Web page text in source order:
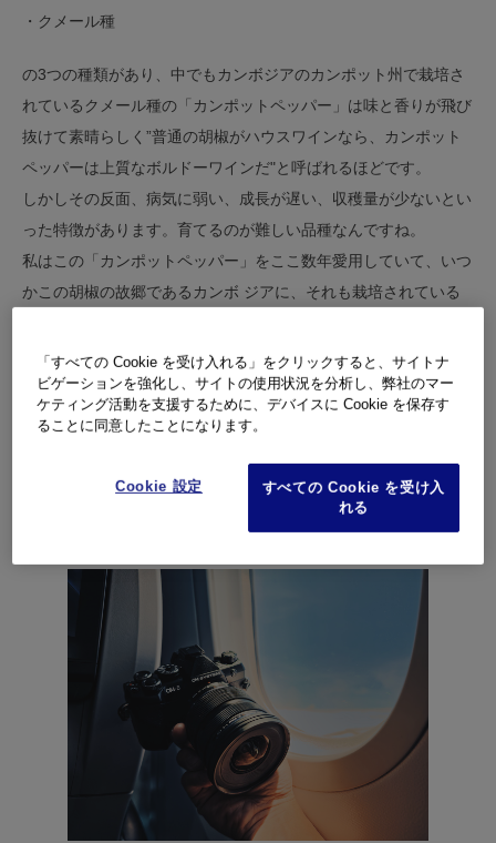
・クメール種
の3つの種類があり、中でもカンボジアのカンポット州で栽培さ
れているクメール種の「カンポットペッパー」は味と香りが飛び
抜けて素晴らしく”普通の胡椒がハウスワインなら、カンポット
ペッパーは上質なボルドーワインだ"と呼ばれるほどです。
しかしその反面、病気に弱い、成長が遅い、収穫量が少ないとい
った特徴があります。育てるのが難しい品種なんですね。
私はこの「カンポットペッパー」をここ数年愛用していて、いつ
かこの胡椒の故郷であるカンボ ジアに、それも栽培されている
た。
そんなタイミングで旅にぴったりのOM-5 Mark IIが発表され、ス
ケジュール的にも今しかないと 思い私はOM-5 Mark IIを携えて
カンボジアの胡椒畑を訪れることにしました。 思い立ったが吉
日。自分でもびっくりするくらいの思いつきでカンボジアに向か
「すべての Cookie を受け入れる」をクリックすると、サイトナ
ビゲーションを強化し、サイトの使用状況を分析し、弊社のマー
ケティング活動を支援するために、デバイスに Cookie を保存す
ることに同意したことになります。
Cookie 設定
すべての Cookie を受け入
れる